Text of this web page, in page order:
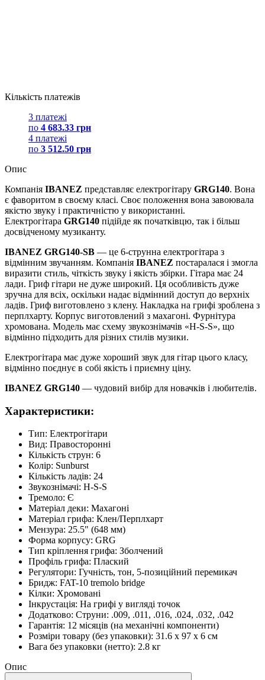
Кількість платежів
3 платежі
по 4 683.33 грн
4 платежі
по 3 512.50 грн
Опис
Компанія IBANEZ представляє електрогітару GRG140. Вона
є фаворитом в своєму класі. Своє положення вона завоювала
якістю звуку і практичністю у використанні.
Електрогітара GRG140 підійде як початківцю, так і більш
досвідченому музиканту.
IBANEZ GRG140-SB — це 6-струнна електрогітара з
відмінним звучанням. Компанія IBANEZ постаралася і змогла
виразити стиль, чіткість звуку і якість збірки. Гітара має 24
лади. Гриф гітари не дуже широкий. Ця особливість дуже
зручна для всіх, оскільки надає відмінний доступ до верхніх
ладів. Гриф виготовлено з клену. Накладка на грифі зроблена з
перплхарту. Корпус виготовлений з махагоні. Фурнітура
хромована. Модель має схему звукознімачів «H-S-S», що
відмінно підходить для різних стилів музики.
Електрогітара має дуже хороший звук для гітар цього класу,
відмінно поєднує в собі якість і приємну ціну.
IBANEZ GRG140 — чудовий вибір для новачків і любителів.
Характеристики:
Тип: Електрогітари
Вид: Правосторонні
Кількість струн: 6
Колір: Sunburst
Кількість ладів: 24
Звукознімачі: H-S-S
Тремоло: Є
Матеріал деки: Махагоні
Матеріал грифа: Клен/Перплхарт
Мензура: 25.5" (648 мм)
Форма корпусу: GRG
Тип кріплення грифа: Зболчений
Профіль грифа: Плаский
Регулятори: Гучність, тон, 5-позиційний перемикач
Бридж: FAT-10 tremolo bridge
Кілки: Хромовані
Інкрустація: На грифі у вигляді точок
Додатково: Струни: .009, .011, .016, .024, .032, .042
Гарантія: 12 місяців (на механічні компоненти)
Розміри товару (без упаковки): 31.6 x 97 x 6 см
Вага без упаковки (нетто): 2.8 кг
Опис